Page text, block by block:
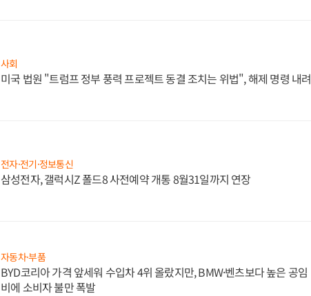
사회
미국 법원 "트럼프 정부 풍력 프로젝트 동결 조치는 위법", 해제 명령 내려
전자·전기·정보통신
삼성전자, 갤럭시Z 폴드8 사전예약 개통 8월31일까지 연장
자동차·부품
BYD코리아 가격 앞세워 수입차 4위 올랐지만, BMW·벤츠보다 높은 공임
비에 소비자 불만 폭발